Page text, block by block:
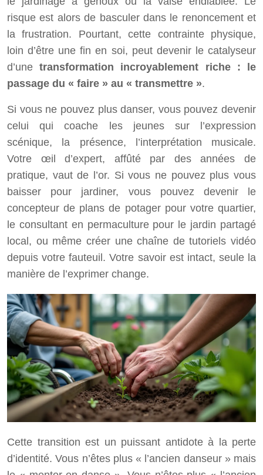
risque est alors de basculer dans le renoncement et
la frustration. Pourtant, cette contrainte physique,
loin d’être une fin en soi, peut devenir le catalyseur
d’unetransformation incroyablement riche : le
passage du « faire » au « transmettre ».
Si vous ne pouvez plus danser, vous pouvez devenir
celui qui coache les jeunes sur l’expression
scénique, la présence, l’interprétation musicale.
Votre œil d’expert, affûté par des années de
pratique, vaut de l’or. Si vous ne pouvez plus vous
baisser pour jardiner, vous pouvez devenir le
concepteur de plans de potager pour votre quartier,
le consultant en permaculture pour le jardin partagé
local, ou même créer une chaîne de tutoriels vidéo
depuis votre fauteuil. Votre savoir est intact, seule la
manière de l’exprimer change.
Cette transition est un puissant antidote à la perte
d’identité. Vous n’êtes plus « l’ancien danseur » mais